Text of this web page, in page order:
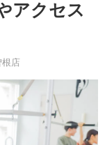
アクセス
根店